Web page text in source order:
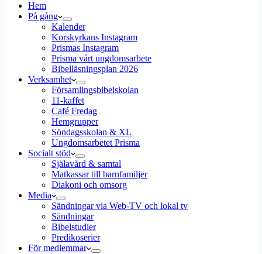
Hem
På gång
Kalender
Korskyrkans Instagram
Prismas Instagram
Prisma vårt ungdomsarbete
Bibelläsningsplan 2026
Verksamhet
Församlingsbibelskolan
11-kaffet
Café Fredag
Hemgrupper
Söndagsskolan & XL
Ungdomsarbetet Prisma
Socialt stöd
Själavård & samtal
Matkassar till barnfamiljer
Diakoni och omsorg
Media
Sändningar via Web-TV och lokal tv
Sändningar
Bibelstudier
Predikoserier
För medlemmar